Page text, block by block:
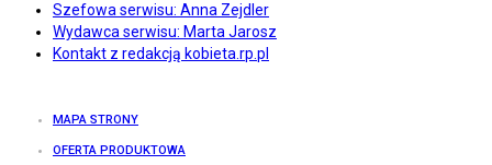
Szefowa serwisu: Anna Zejdler
Wydawca serwisu: Marta Jarosz
Kontakt z redakcją kobieta.rp.pl
MAPA STRONY
OFERTA PRODUKTOWA